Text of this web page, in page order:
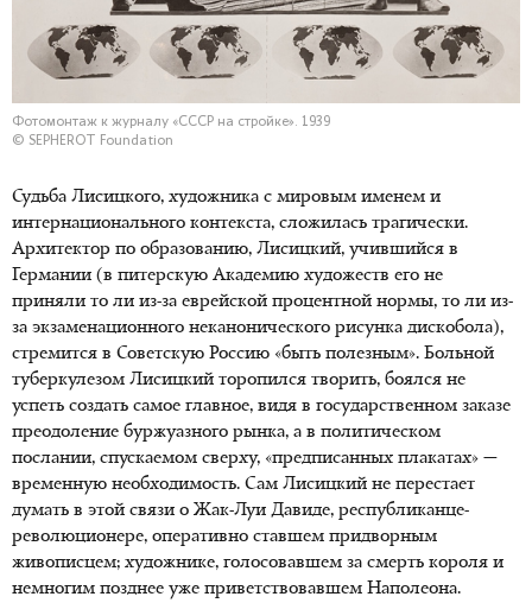
Фотомонтаж к журналу «СССР на стройке». 1939
© SEPHEROT Foundation
Судьба Лисицкого, художника с мировым именем и
интернационального контекста, сложилась трагически.
Архитектор по образованию, Лисицкий, учившийся в
Германии (в питерскую Академию художеств его не
приняли то ли из-за еврейской процентной нормы, то ли из-
за экзаменационного неканонического рисунка дискобола),
стремится в Советскую Россию «быть полезным». Больной
туберкулезом Лисицкий торопился творить, боялся не
успеть создать самое главное, видя в государственном заказе
преодоление буржуазного рынка, а в политическом
послании, спускаемом сверху, «предписанных плакатах» —
временную необходимость. Сам Лисицкий не перестает
думать в этой связи о Жак-Луи Давиде, республиканце-
революционере, оперативно ставшем придворным
живописцем; художнике, голосовавшем за смерть короля и
немногим позднее уже приветствовавшем Наполеона.